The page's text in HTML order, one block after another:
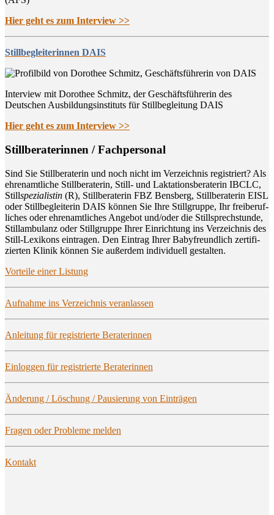
Hier geht es zum Interview >>
Stillbegleiterinnen DAIS
Interview mit Dorothee Schmitz, der Geschäftsführerin des
Deutschen Ausbildungsinstituts für Stillbegleitung DAIS
Hier geht es zum Interview >>
Still­be­ra­te­rin­nen / Fachpersonal
Sind Sie Still­be­ra­te­rin und noch nicht im Ver­zeich­nis regis­triert? Als
ehren­amt­li­che Still­be­ra­te­rin, Still- und Lak­ta­ti­ons­be­ra­te­rin IBCLC,
Stillspe­zia­lis­tin (R), Still­be­ra­te­rin FBZ Bens­berg, Still­be­ra­te­rin EISL
oder Still­be­glei­te­rin DAIS kön­nen Sie Ihre Still­grup­pe, Ihr frei­be­ruf­
li­ches oder ehren­amt­li­ches Ange­bot und/oder die Still­sprech­stun­de,
Still­am­bu­lanz oder Still­grup­pe Ihrer Ein­rich­tung ins Ver­zeich­nis des
Still-Lexi­kons ein­tra­gen. Den Ein­trag Ihrer Baby­freund­lich zer­ti­fi­
zier­ten Kli­nik kön­nen Sie außer­dem indi­vi­du­ell gestalten.
Vor­tei­le einer Listung
Auf­nah­me ins Ver­zeich­nis veranlassen
Anlei­tung für regis­trier­te Beraterinnen
Ein­log­gen für regis­trier­te Beraterinnen
Ände­rung / Löschung / Pau­sie­rung von Einträgen
Fra­gen oder Pro­ble­me melden
Kon­takt